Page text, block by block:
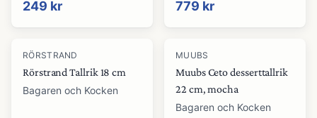
249 kr 779 kr
RÖRSTRAND
Rörstrand Tallrik 18 cm
Bagaren och Kocken
MUUBS
Muubs Ceto desserttallrik
22 cm, mocha
Bagaren och Kocken